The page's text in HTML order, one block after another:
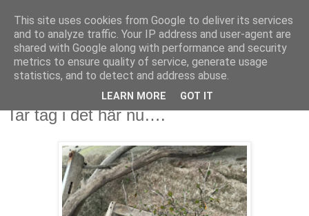
Mammamians
Om mig, oss, livet, allt runt, i & runt omkring det
måndag 24 augusti 2015
Tar tag i det här nu….
This site uses cookies from Google to deliver its services
and to analyze traffic. Your IP address and user-agent are
shared with Google along with performance and security
metrics to ensure quality of service, generate usage
statistics, and to detect and address abuse.
LEARN MORE GOT IT